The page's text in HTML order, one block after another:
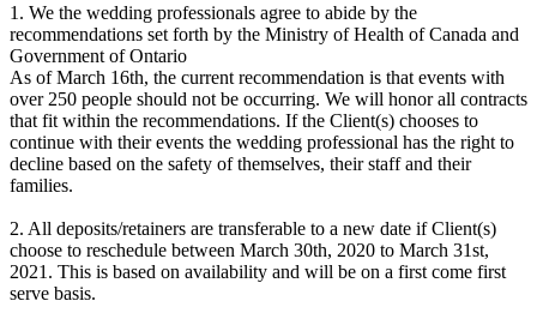
1. We the wedding professionals agree to abide by the
recommendations set forth by the Ministry of Health of Canada and
Government of Ontario
As of March 16th, the current recommendation is that events with
over 250 people should not be occurring. We will honor all contracts
that fit within the recommendations. If the Client(s) chooses to
continue with their events the wedding professional has the right to
decline based on the safety of themselves, their staff and their
families.
2. All deposits/retainers are transferable to a new date if Client(s)
choose to reschedule between March 30th, 2020 to March 31st,
2021. This is based on availability and will be on a first come first
serve basis.